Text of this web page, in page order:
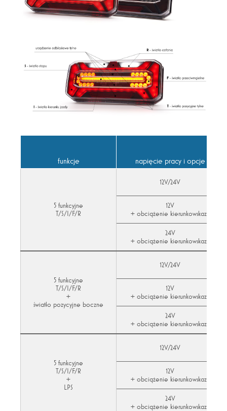
funkcje napięcie pracy i opcje
5 funkcyjne
T/S/I/F/R
12V/24V
12V
+ obciążenie kierunkowskazu
24V
+ obciążenie kierunkowskazu
5 funkcyjne
T/S/I/F/R
+
światło pozycyjne boczne
12V/24V
12V
+ obciążenie kierunkowskazu
24V
+ obciążenie kierunkowskazu
5 funkcyjne
T/S/I/F/R
+
LPS
12V/24V
12V
+ obciążenie kierunkowskazu
24V
+ obciążenie kierunkowskazu